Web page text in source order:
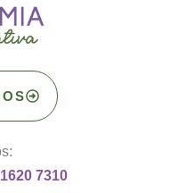
7310